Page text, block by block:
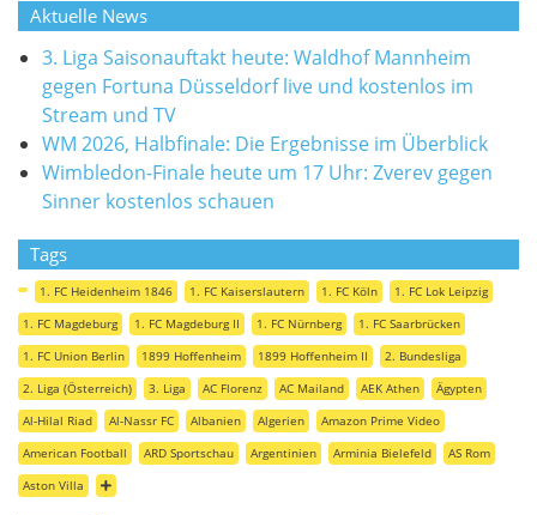
Aktuelle News
3. Liga Saisonauftakt heute: Waldhof Mannheim
gegen Fortuna Düsseldorf live und kostenlos im
Stream und TV
WM 2026, Halbfinale: Die Ergebnisse im Überblick
Wimbledon-Finale heute um 17 Uhr: Zverev gegen
Sinner kostenlos schauen
Tags
1. FC Heidenheim 1846 1. FC Kaiserslautern 1. FC Köln
1. FC Lok Leipzig
1. FC Magdeburg
1. FC Magdeburg II 1. FC Nürnberg
1. FC Saarbrücken
1. FC Union Berlin
1899 Hoffenheim 1899 Hoffenheim II
2. Bundesliga
2. Liga (Österreich)
3. Liga AC Florenz AC Mailand AEK Athen
Ägypten
Al-Hilal Riad
Al-Nassr FC Albanien Algerien
Amazon Prime Video
American Football
ARD Sportschau Argentinien Arminia Bielefeld
AS Rom
Aston Villa